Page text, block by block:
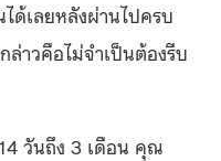
ด้เลยหลังผ่านไปครบ
าวคือไม่จำเป็นต้องรีบ
วันถึง 3 เดือน คุณ